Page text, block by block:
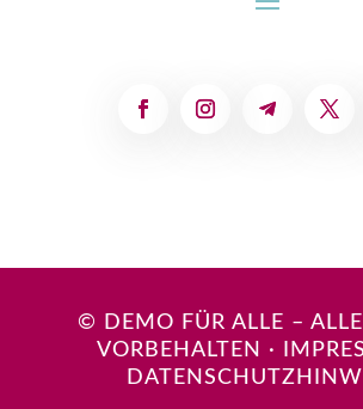
© DEMO FÜR ALLE –
VORBEHALTEN ·